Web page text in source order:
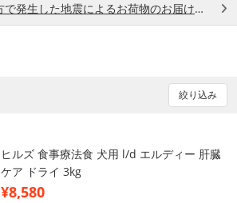
熊本県熊本地方で発生した地震によるお荷物のお届け状況について （7/28）
絞り込み
ヒルズ 食事療法食 犬用 l/d エルディー 肝臓
ケア ドライ 3kg
¥8,580